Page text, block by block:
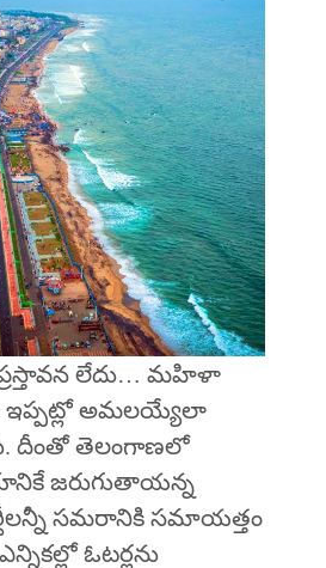
లేదు… మహిళా
ఇప్పట్లో అమలయ్యేలా
దీంతో తెలంగాణలో
జరుగుతాయన్న
సమరానికి సమాయత్తం
ఓటర్లను